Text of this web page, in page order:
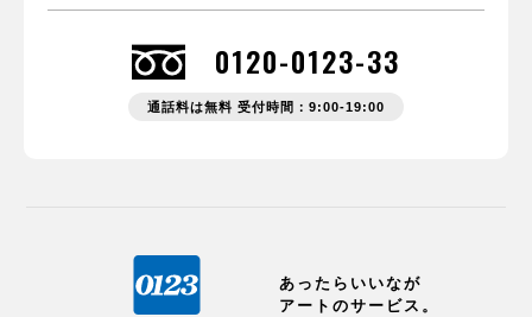
0120-0123-33
通話料は無料 受付時間：9:00-19:00
あったらいいなが
アートのサービス。